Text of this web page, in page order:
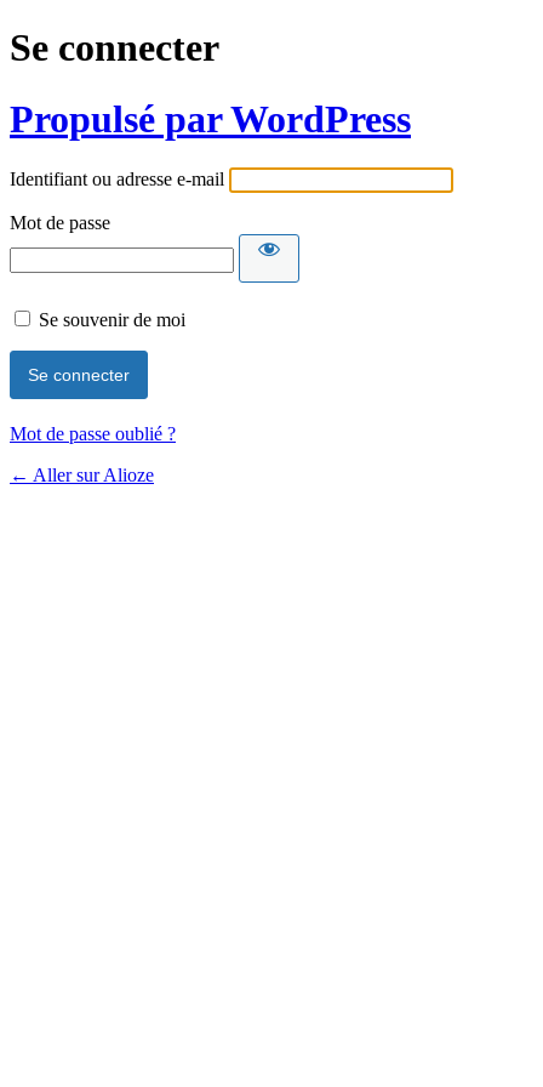
Se connecter
Propulsé par WordPress
Identifiant ou adresse e-mail
Mot de passe
Se souvenir de moi
Mot de passe oublié ?
← Aller sur Alioze